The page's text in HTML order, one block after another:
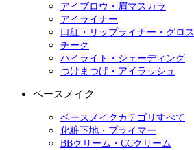
アイブロウ・眉マスカラ
アイライナー
口紅・リップライナー・グロス
チーク
ハイライト・シェーディング
つけまつげ・アイラッシュ
ベースメイク
ベースメイクカテゴリすべて
化粧下地・プライマー
BBクリーム・CCクリーム